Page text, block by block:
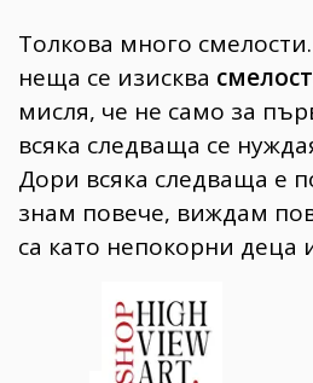
Толкова много
неща се изисква смелост
мисля, че не само за
всяка следваща се
Дори всяка следваща е
знам повече, виждам
са като непокорни деца